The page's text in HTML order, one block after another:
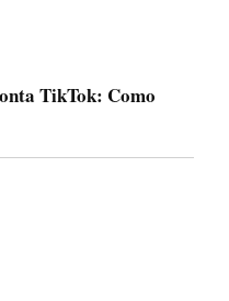
TikTok: Como